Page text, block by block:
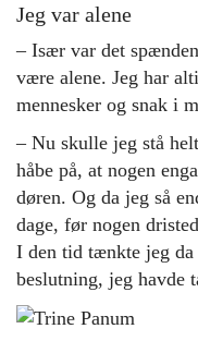
Jeg var alene
– Især var det
være alene. Jeg har
mennesker og snak i
– Nu skulle jeg stå
håbe på, at nogen
døren. Og da jeg så
dage, før nogen
I den tid tænkte jeg
beslutning, jeg havde